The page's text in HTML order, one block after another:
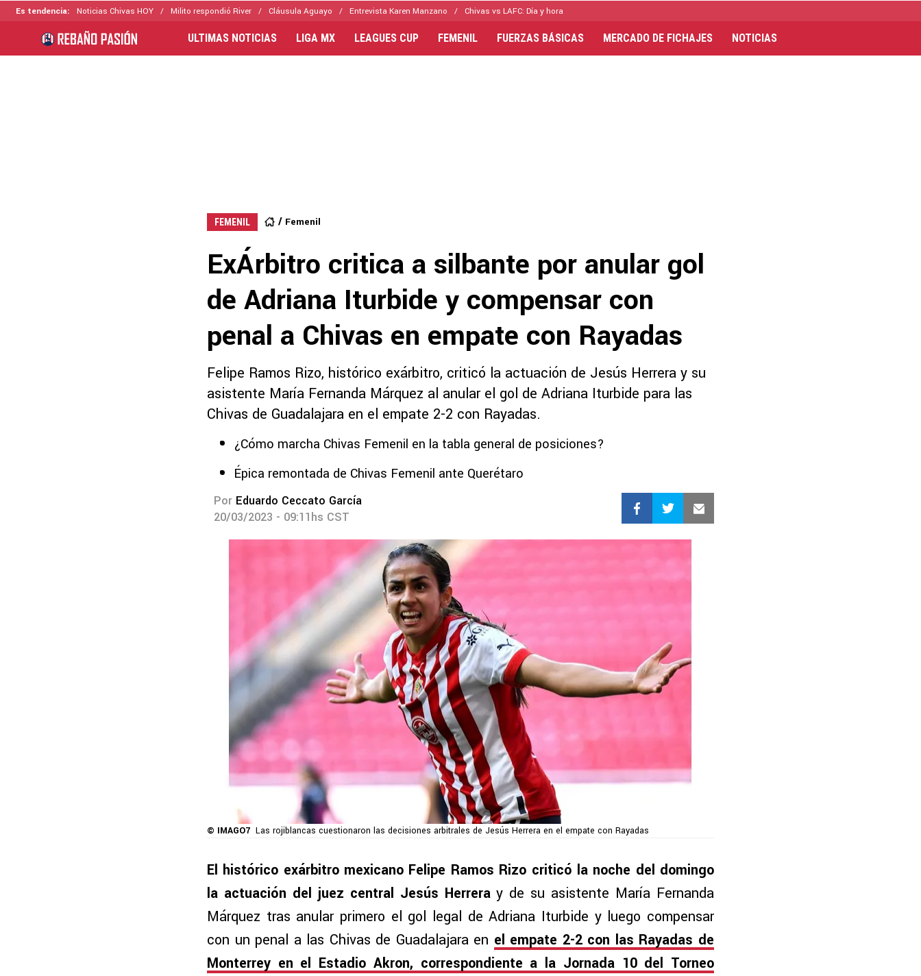
Es tendencia: Noticias Chivas HOY Milito respondió River Cláusula Aguayo Entrevista Karen Manzano Chivas vs LAFC: Día y hora
ULTIMAS NOTICIAS LIGA MX LEAGUES CUP FEMENIL FUERZAS BÁSICAS MERCADO DE FICHAJES NOTICIAS
FEMENIL Femenil
ExÁrbitro critica a silbante por anular gol
de Adriana Iturbide y compensar con
penal a Chivas en empate con Rayadas
Felipe Ramos Rizo, histórico exárbitro, criticó la actuación de Jesús Herrera y su
asistente María Fernanda Márquez al anular el gol de Adriana Iturbide para las
Chivas de Guadalajara en el empate 2-2 con Rayadas.
¿Cómo marcha Chivas Femenil en la tabla general de posiciones?
Épica remontada de Chivas Femenil ante Querétaro
Por Eduardo Ceccato García
20/03/2023 - 09:11hs CST
© IMAGO7 Las rojiblancas cuestionaron las decisiones arbitrales de Jesús Herrera en el empate con Rayadas
El histórico exárbitro mexicano Felipe Ramos Rizo criticó la noche del domingo
la actuación del juez central Jesús Herreray de su asistente María Fernanda
Márquez tras anular primero el gol legal de Adriana Iturbide y luego compensar
con un penal a las Chivas de Guadalajara en el empate 2-2 con las Rayadas de
Monterrey en el Estadio Akron, correspondiente a la Jornada 10 del Torneo